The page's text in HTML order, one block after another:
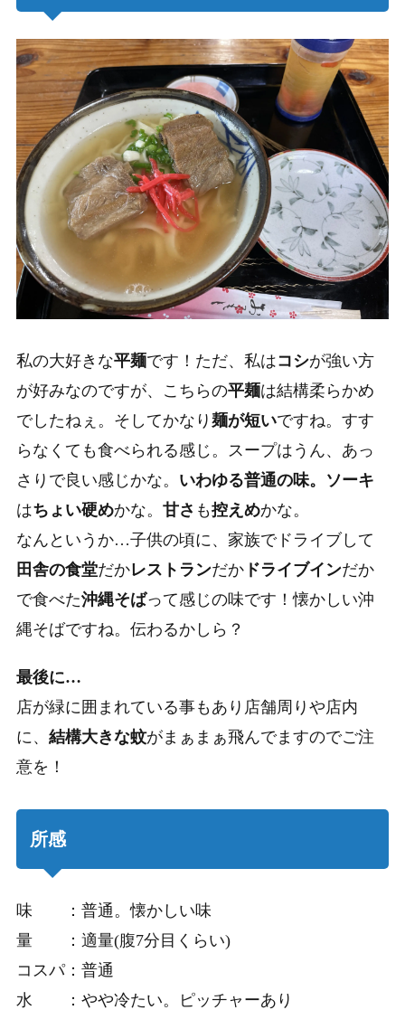
私の大好きな平麺です！ただ、私はコシが強い方
が好みなのですが、
こちらの平麺は結構柔らかめ
でしたねぇ。 そしてかなり 麺が短いですね。すす
らなくても食べられる感じ。スープはうん、あっ
さりで良い感じかな。 いわゆる普通の味。
ソーキ
はちょい硬めかな。 甘さ も控えめかな。
なんというか…子供の頃に、家族でドライブして
田舎の食堂だかレストランだかドライブインだか
で食べた沖縄そばって感じの味です！懐かしい沖
縄そばですね。伝わるかしら？
最後に…
店が緑に囲まれている事もあり店舗周りや店内
に、 結構大きな蚊がまぁまぁ飛んでますのでご注
意を！
所感
味 ：普通。懐かしい味
量 ：適量(腹7分目くらい)
コスパ：普通
水 ：やや冷たい。ピッチャーあり